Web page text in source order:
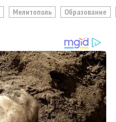
Мелитополь Образование